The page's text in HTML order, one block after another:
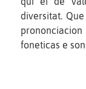
diversitat.
foneticas e